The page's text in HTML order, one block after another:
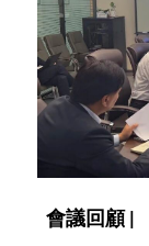
會議回顧 |